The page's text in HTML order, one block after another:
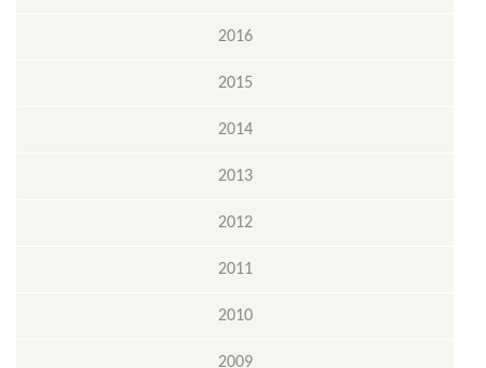
2016
2015
2014
2013
2012
2011
2010
2009